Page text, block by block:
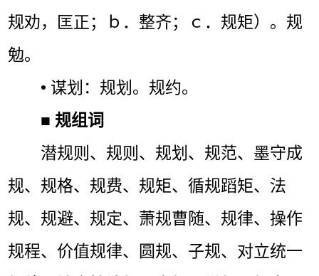
规劝，匡正；ｂ．整齐；ｃ．规矩）。规
勉。
• 谋划：规划。规约。
■ 规组词
潜规则、规则、规划、规范、墨守成
规、规格、规费、规矩、循规蹈矩、法
规、规避、规定、萧规曹随、规律、操作
规程、价值规律、圆规、子规、对立统一